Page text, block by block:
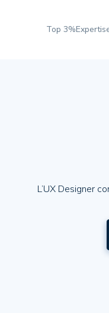
Top 3%
L’UX Designer